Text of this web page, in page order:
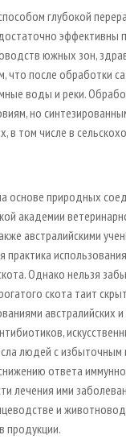
глубокой
эффективны
южных зон,
после обработки
воды и реки.
но
том числе в
основе природных
академии
австралийскими
Однако нельзя
скота таит
австралийских
людей с
ответа
ими
и
продукции.